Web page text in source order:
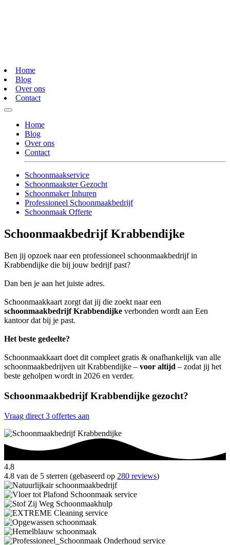
Home
Blog
Over ons
Contact
Home
Blog
Over ons
Contact
Schoonmaakservice
Schoonmaakster Gezocht
Schoonmaker Inhuren
Professioneel Schoonmaakbedrijf
Schoonmaak Offerte
Schoonmaakbedrijf Krabbendijke
Ben jij opzoek naar een professioneel schoonmaakbedrijf in
Krabbendijke die bij jouw bedrijf past?
Dan ben je aan het juiste adres.
Schoonmaakkaart zorgt dat jij die zoekt naar een
schoonmaakbedrijf Krabbendijke verbonden wordt aan Een
kantoor dat bij je past.
Het beste gedeelte?
Schoonmaakkaart doet dit compleet gratis & onafhankelijk van alle
schoonmaakbedrijven uit Krabbendijke – voor altijd – zodat jij het
beste geholpen wordt in 2026 en verder.
Schoonmaakbedrijf Krabbendijke gezocht?
Vraag direct 3 offertes aan
4.8
4.8 van de 5 sterren (gebaseerd op 280 reviews)